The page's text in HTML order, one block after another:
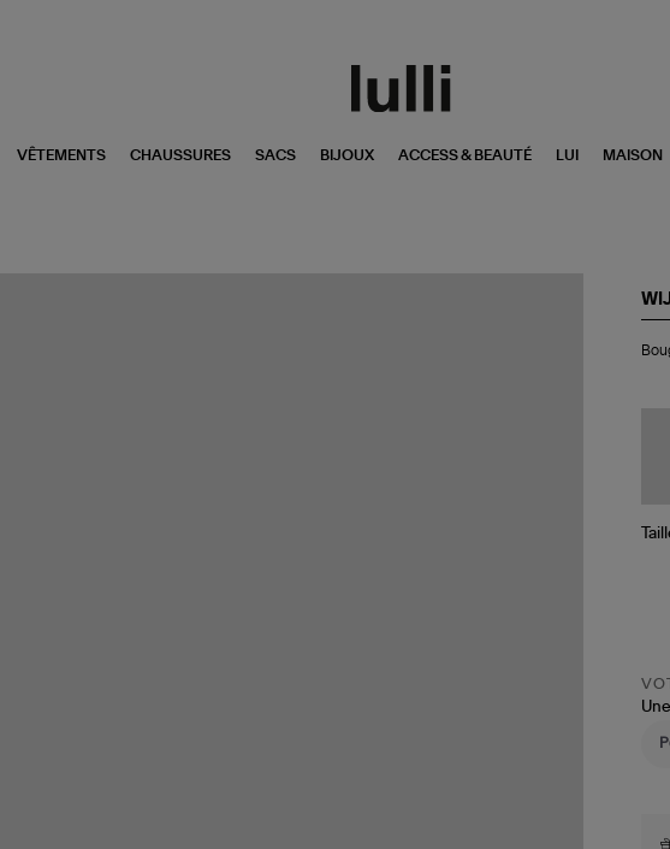
VÊTEMENTS CHAUSSURES SACS BIJOUX ACCESS & BEAUTÉ LUI MAISON
St